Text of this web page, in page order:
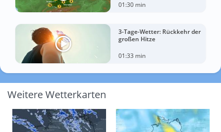
01:30 min
3-Tage-Wetter: Rückkehr der
großen Hitze
01:33 min
Weitere Wetterkarten